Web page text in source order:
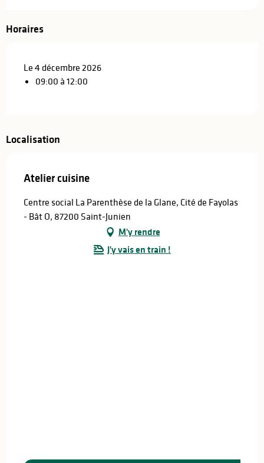
Horaires
Le 4 décembre 2026
09:00 à 12:00
Localisation
Atelier cuisine
Centre social La Parenthèse de la Glane, Cité de Fayolas
- Bât O, 87200 Saint-Junien
M'y rendre
J'y vais en train !